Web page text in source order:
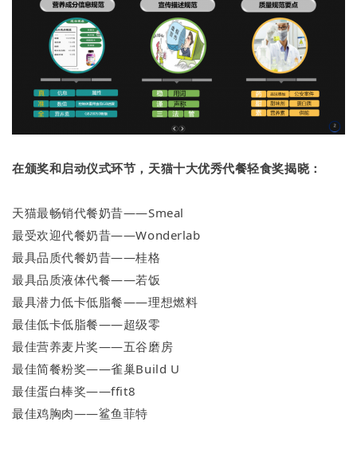
在颁奖和启动仪式环节，天猫十大优秀代餐轻食奖揭晓：
天猫最畅销代餐奶昔——Smeal
最受欢迎代餐奶昔——Wonderlab
最具品质代餐奶昔——桂格
最具品质液体代餐——若饭
最具潜力低卡低脂餐——理想燃料
最佳低卡低脂餐——超级零
最佳营养麦片奖——五谷磨房
最佳简餐粉奖——雀巢Build U
最佳蛋白棒奖——ffit8
最佳鸡胸肉——鲨鱼菲特